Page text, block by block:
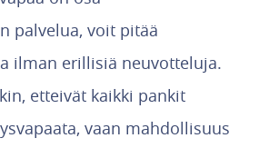
palvelua, voit pitää
ilman erillisiä neuvotteluja.
etteivät kaikki pankit
vaan mahdollisuus